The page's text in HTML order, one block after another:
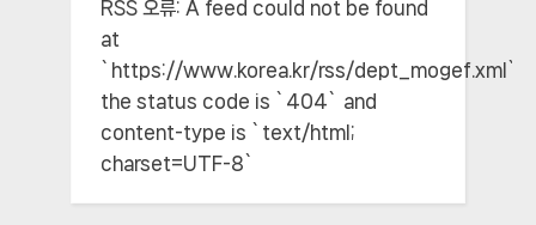
RSS 오류: A feed could not be found
at
`https://www.korea.kr/rss/dept_mogef.xml`;
the status code is `404` and
content-type is `text/html;
charset=UTF-8`